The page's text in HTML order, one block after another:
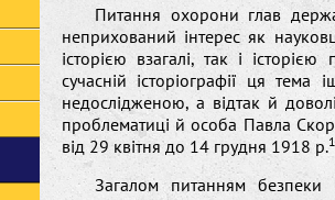
Питання охорони глав
неприхований інтерес як
історією взагалі, так і
сучасній історіографії ця
недослідженою, а відтак й
проблематиці й особа Павла
від 29 квітня до 14 грудня 1918 р.1
Загалом питанням безпеки